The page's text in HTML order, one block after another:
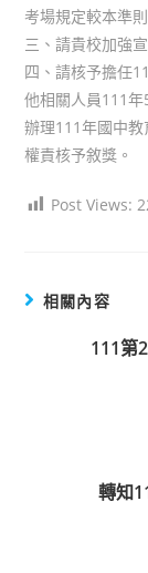
考場規定較本準
三、請貴校加強
四、請核予擔任
他相關人員111
辦理111年國中
權責核予敘獎。
Post Views:
相關內容
111第
轉知